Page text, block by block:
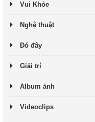
Vui Khỏe
Nghệ thuật
Đó đây
Giải trí
Album ảnh
Videoclips